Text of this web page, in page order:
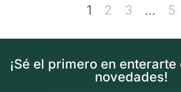
1 2 3 … 5
¡Sé el primero en
novedades!